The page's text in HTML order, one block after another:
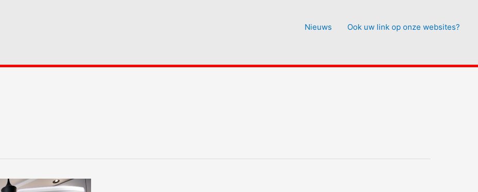
Nieuws Ook uw link op onze websites?